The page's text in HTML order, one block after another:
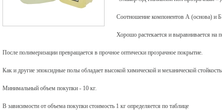
Соотношение компонентов А (основа) и Б
Хорошо растекается и выравнивается на
После полимеризации превращается в прочное оптически прозрачное покрытие.
Как и другие эпоксидные полы обладает высокой химической и механической
Минимальный объем покупки - 10 кг.
В зависимости от объема покупки стоимость 1 кг определяется по таблице